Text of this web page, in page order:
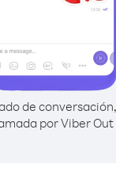
de
por Viber Out